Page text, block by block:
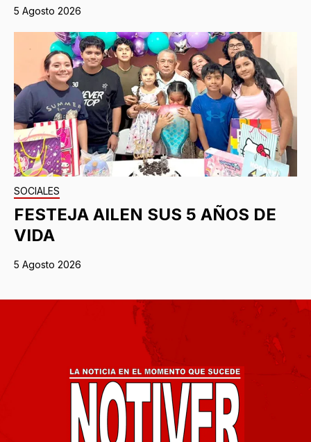
5 Agosto 2026
SOCIALES
FESTEJA AILEN SUS 5 AÑOS DE
VIDA
5 Agosto 2026